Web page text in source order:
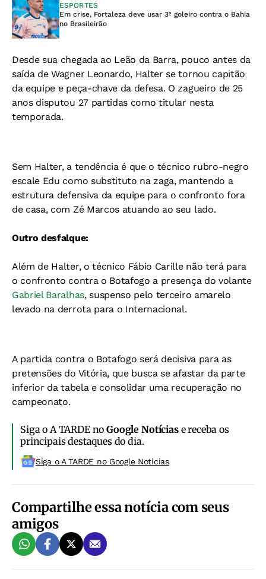
ESPORTES
Em crise, Fortaleza deve usar 3º goleiro contra o Bahia
no Brasileirão
Desde sua chegada ao Leão da Barra, pouco antes da
saída de Wagner Leonardo, Halter se tornou capitão
da equipe e peça-chave da defesa. O zagueiro de 25
anos disputou 27 partidas como titular nesta
temporada.
Sem Halter, a tendência é que o técnico rubro-negro
escale Edu como substituto na zaga, mantendo a
estrutura defensiva da equipe para o confronto fora
de casa, com Zé Marcos atuando ao seu lado.
Outro desfalque:
Além de Halter, o técnico Fábio Carille não terá para
o confronto contra o Botafogo a presença do volante
Gabriel Baralhas, suspenso pelo terceiro amarelo
levado na derrota para o Internacional.
A partida contra o Botafogo será decisiva para as
pretensões do Vitória, que busca se afastar da parte
inferior da tabela e consolidar uma recuperação no
campeonato.
Siga o A TARDE noGoogle Notíciase receba os
principais destaques do dia.
Siga o A TARDE no Google Noticias
Compartilhe essa notícia com seus
amigos